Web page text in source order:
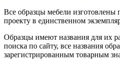
Все образцы мебели изготовлены
проекту в единственном
Образцы имеют названия для их
поиска по сайту, все названия
зарегистрированным товарным